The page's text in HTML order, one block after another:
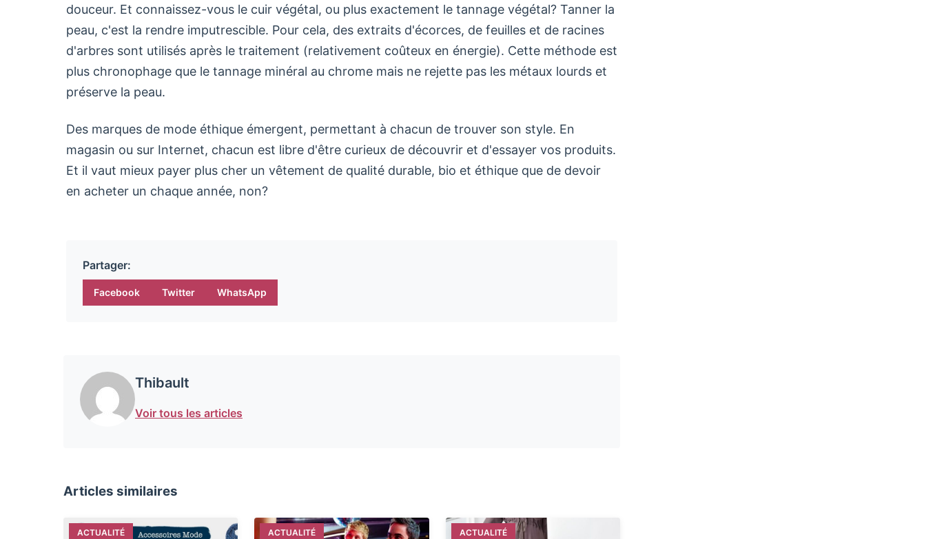
douceur. Et connaissez-vous le cuir végétal, ou plus exactement le tannage végétal? Tanner la
peau, c'est la rendre imputrescible. Pour cela, des extraits d'écorces, de feuilles et de racines
d'arbres sont utilisés après le traitement (relativement coûteux en énergie). Cette méthode est
plus chronophage que le tannage minéral au chrome mais ne rejette pas les métaux lourds et
préserve la peau.
Des marques de mode éthique émergent, permettant à chacun de trouver son style. En
magasin ou sur Internet, chacun est libre d'être curieux de découvrir et d'essayer vos produits.
Et il vaut mieux payer plus cher un vêtement de qualité durable, bio et éthique que de devoir
en acheter un chaque année, non?
Partager:
Facebook Twitter WhatsApp
Thibault
Voir tous les articles
Articles similaires
ACTUALITÉ ACTUALITÉ ACTUALITÉ